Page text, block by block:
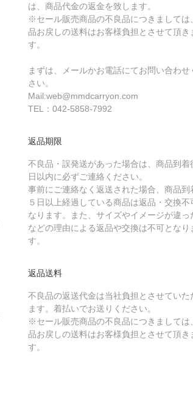
は、商品代金の返金を致します。
※セール販売商品の不良品につきましては
品お戻しの送料はお客様負担とさせて頂き
す。
まずは、メールかお電話にてお問い合わせ
さい。
Mail:web@mmdcarryon.com
TEL：042-5858-7992
返品期限
不良品・誤発送があった場合は、商品到着
日以内に必ずご連絡ください。
事前にご連絡なく返送された場合、商品到
５日以上経過している商品は返品・交換不
なります。また、サイズやイメージが違っ
などの理由による返品や交換は不可となり
す。
返品送料
不良品の返送代金は当社負担とさせていた
ます。着払いでお送りください。
※セール販売商品の不良品につきましては
品お戻しの送料はお客様負担とさせて頂き
す。